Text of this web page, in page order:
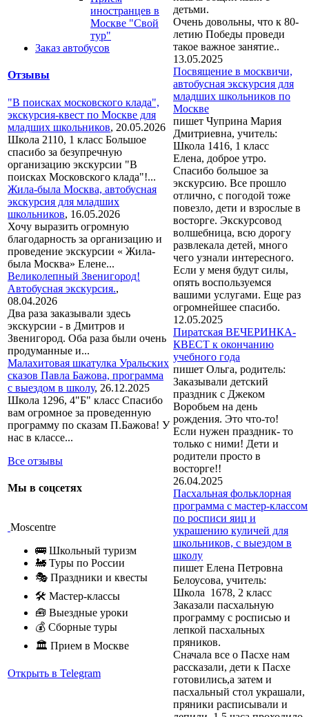
иностранцев в
Москве "Свой
тур"
Заказ автобусов
Отзывы
"В поисках московского клада",
экскурсия-квест по Москве для
младших школьников, 20.05.2026
Школа 2110, 1 класс Большое
спасибо за безупречную
организацию экскурсии "В
поисках Московского клада"!...
Жила-была Москва, автобусная
экскурсия для младших
школьников, 16.05.2026
Хочу выразить огромную
благодарность за организацию и
проведение экскурсии « Жила-
была Москва» Елене...
Великолепный Звенигород!
Автобусная экскурсия.,
08.04.2026
Два раза заказывали здесь
экскурсии - в Дмитров и
Звенигород. Оба раза были очень
продуманные и...
Малахитовая шкатулка Уральских
сказов Павла Бажова, программа
с выездом в школу, 26.12.2025
Школа 1296, 4"Б" класс Спасибо
вам огромное за проведенную
программу по сказам П.Бажова! У
нас в классе...
Все отзывы
Мы в соцсетях
Moscentre
🚌 Школьный туризм
🚂 Туры по России
🎭 Праздники и квесты
🛠 Мастер-классы
🧰 Выездные уроки
💰 Сборные туры
🏛 Прием в Москве
Открыть в Telegram
детьми.
Очень довольны, что к 80-
летию Победы проведи
такое важное занятие..
13.05.2025
Посвящение в москвичи,
автобусная экскурсия для
младших школьников по
Москве
пишет Чуприна Мария
Дмитриевна, учитель:
Школа 1416, 1 класс
Елена, доброе утро.
Спасибо большое за
экскурсию. Все прошло
отлично, с погодой тоже
повезло, дети и взрослые в
восторге. Экскурсовод
волшебница, всю дорогу
развлекала детей, много
чего узнали интересного.
Если у меня будут силы,
опять воспользуемся
вашими услугами. Еще раз
огромнейшее спасибо.
12.05.2025
Пиратская ВЕЧЕРИНКА-
КВЕСТ к окончанию
учебного года
пишет Ольга, родитель:
Заказывали детский
праздник с Джеком
Воробьем на день
рождения. Это что-то!
Если нужен праздник- то
только с ними! Дети и
родители просто в
восторге!!
26.04.2025
Пасхальная фольклорная
программа с мастер-классом
по росписи яиц и
украшению куличей для
школьников, с выездом в
школу
пишет Елена Петровна
Белоусова, учитель:
Школа 1678, 2 класс
Заказали пасхальную
программу с росписью и
лепкой пасхальных
пряников.
Сначала все о Пасхе нам
рассказали, дети к Пасхе
готовились,а затем и
пасхальный стол украшали,
пряники расписывали и